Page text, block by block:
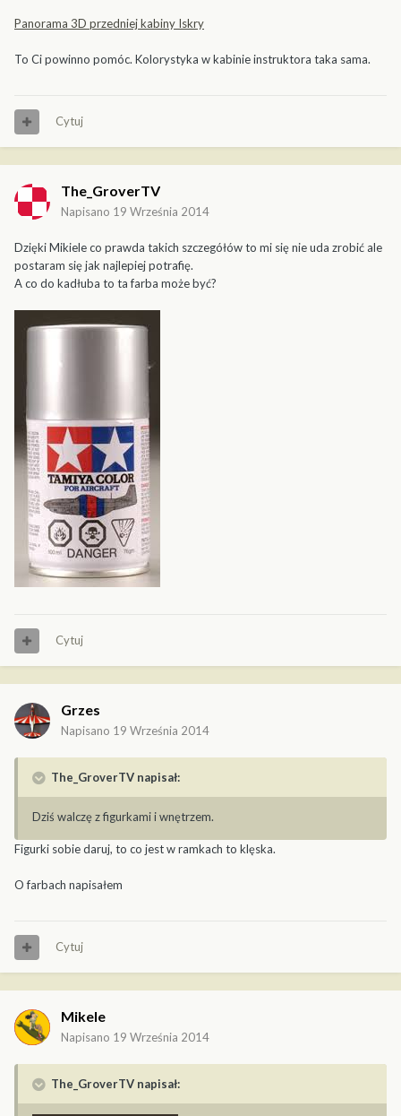
Panorama 3D przedniej kabiny Iskry
To Ci powinno pomóc. Kolorystyka w kabinie instruktora taka sama.
Cytuj
The_GroverTV
Napisano 19 Września 2014
Dzięki Mikiele co prawda takich szczegółów to mi się nie uda zrobić ale
postaram się jak najlepiej potrafię.
A co do kadłuba to ta farba może być?
Cytuj
Grzes
Napisano 19 Września 2014
The_GroverTV napisał:
Dziś walczę z figurkami i wnętrzem.
Figurki sobie daruj, to co jest w ramkach to klęska.
O farbach napisałem
Cytuj
Mikele
Napisano 19 Września 2014
The_GroverTV napisał: